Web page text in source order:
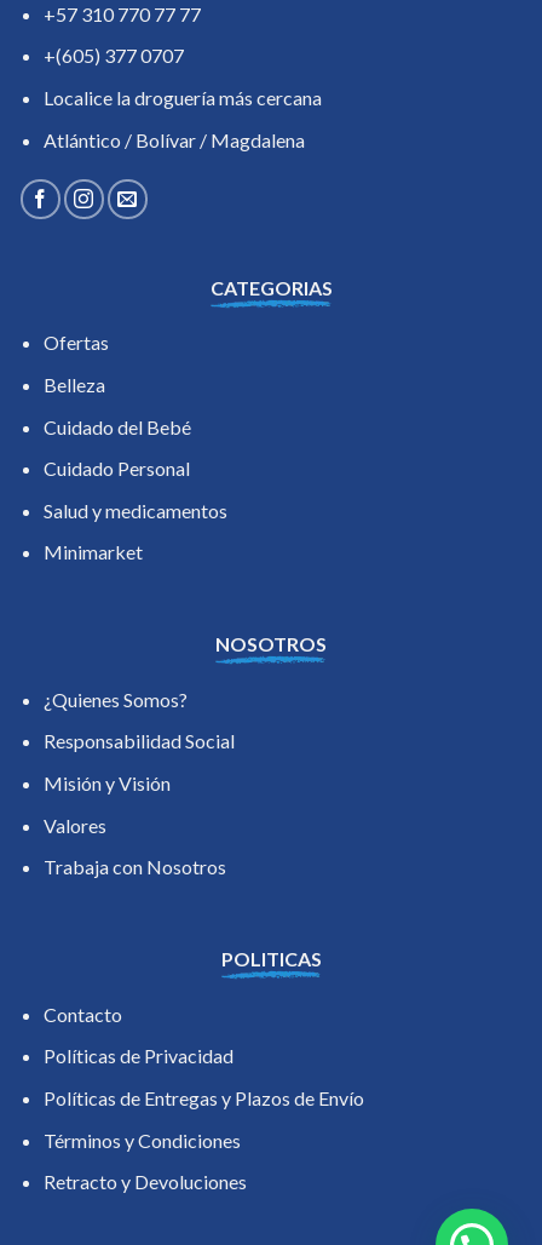
+57 310 770 77 77
+(605) 377 0707
Localice la droguería más cercana
Atlántico / Bolívar / Magdalena
CATEGORIAS
Ofertas
Belleza
Cuidado del Bebé
Cuidado Personal
Salud y medicamentos
Minimarket
NOSOTROS
¿Quienes Somos?
Responsabilidad Social
Misión y Visión
Valores
Trabaja con Nosotros
POLITICAS
Contacto
Políticas de Privacidad
Políticas de Entregas y Plazos de Envío
Términos y Condiciones
Retracto y Devoluciones